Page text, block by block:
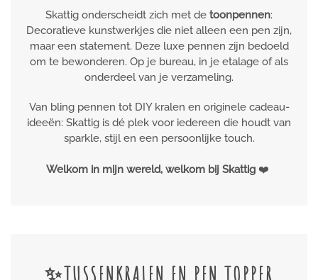
Skattig onderscheidt zich met de toonpennen:
Decoratieve kunstwerkjes die niet alleen een pen zijn,
maar een statement. Deze luxe pennen zijn bedoeld
om te bewonderen. Op je bureau, in je etalage of als
onderdeel van je verzameling.
Van bling pennen tot DIY kralen en originele cadeau-
ideeën: Skattig is dé plek voor iedereen die houdt van
sparkle, stijl en een persoonlijke touch.
Welkom in mijn wereld, welkom bij Skattig ❤️
✨TUSSENKRALEN EN PEN TOPPER